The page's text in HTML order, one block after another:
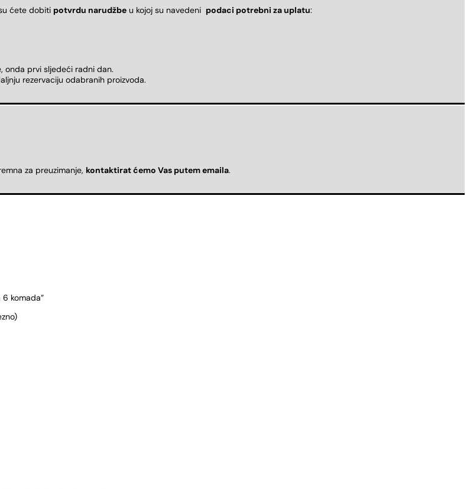
ćete dobiti potvrdu narudžbe u kojoj su navedeni podaci potrebni za uplatu:
onda prvi sljedeći radni dan.
rezervaciju odabranih proizvoda.
za preuzimanje, kontaktirat ćemo Vas putem emaila.
6 komada”